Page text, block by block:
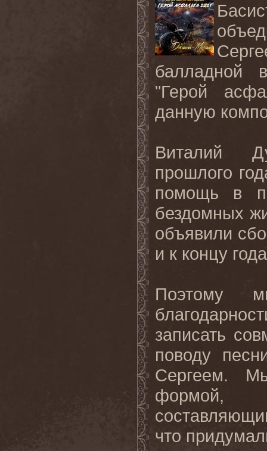
балладной
"Герой
данную
Виталий
прошлого
помощь в
бездомных
объявили
и к концу
Поэтому
записать
поводу
Сергеем.
формой,
что